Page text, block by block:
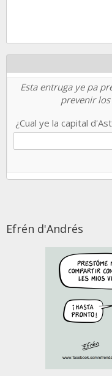
Esta entruga ye pa
prevenir
¿Cual ye la capital
Efrén d'Andrés